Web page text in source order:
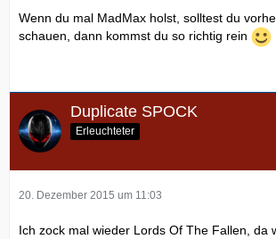
Wenn du mal MadMax holst, solltest du
schauen, dann kommst du so richtig rein
Duplicate SPOCK
Erleuchteter
20. Dezember 2015 um 11:03
Ich zock mal wieder Lords Of The Fallen, da